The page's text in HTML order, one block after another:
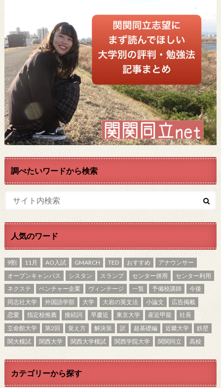
調べたいワードから検索
人気のワード
9割 11月 AO入試 GMARCH TED おすすめ
アナウンサー
オープンキャンパス
シスタン スランプ センター併用
センター利用
ネクステ
ベンチャー企業 ヴィンテージ 一覧 予備校講師
今後
同志社大学
外国語学部 大学 大岩の英文法 小論文
広告掲載
恋愛
指定校推薦 接続詞 早慶近 東京大学 産近甲龍
社長
立命館大学
第2回 覚え方 解決策 訳 超基礎編 近畿大学
鉄壁
関大模試
関西大学 関西大学模試 関西学院大学 関関同立 高校
カテゴリーから探す